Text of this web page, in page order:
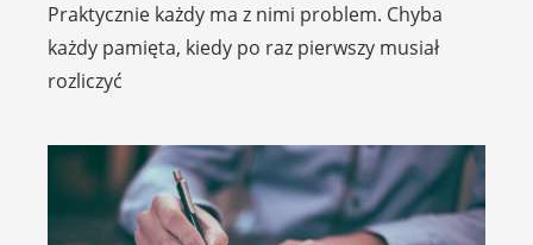
Praktycznie każdy ma z nimi problem. Chyba
każdy pamięta, kiedy po raz pierwszy musiał
rozliczyć